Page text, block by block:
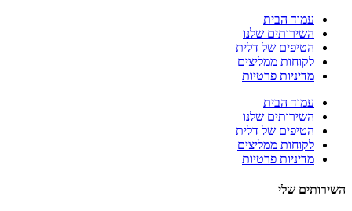
עמוד הבית
השירותים שלנו
הטיפים של דלית
לקוחות ממליצים
מדיניות פרטיות
עמוד הבית
השירותים שלנו
הטיפים של דלית
לקוחות ממליצים
מדיניות פרטיות
השירותים שלי